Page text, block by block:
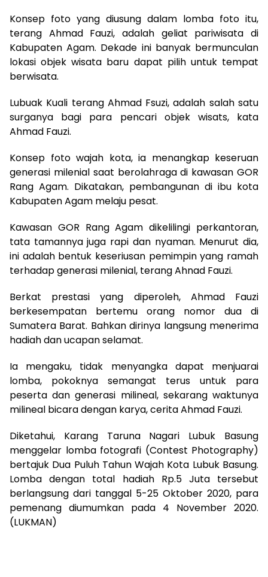
Konsep foto yang diusung dalam lomba foto itu,
terang Ahmad Fauzi, adalah geliat pariwisata di
Kabupaten Agam. Dekade ini banyak bermunculan
lokasi objek wisata baru dapat pilih untuk tempat
berwisata.
Lubuak Kuali terang Ahmad Fsuzi, adalah salah satu
surganya bagi para pencari objek wisats, kata
Ahmad Fauzi.
Konsep foto wajah kota, ia menangkap keseruan
generasi milenial saat berolahraga di kawasan GOR
Rang Agam. Dikatakan, pembangunan di ibu kota
Kabupaten Agam melaju pesat.
Kawasan GOR Rang Agam dikelilingi perkantoran,
tata tamannya juga rapi dan nyaman. Menurut dia,
ini adalah bentuk keseriusan pemimpin yang ramah
terhadap generasi milenial, terang Ahnad Fauzi.
Berkat prestasi yang diperoleh, Ahmad Fauzi
berkesempatan bertemu orang nomor dua di
Sumatera Barat. Bahkan dirinya langsung menerima
hadiah dan ucapan selamat.
Ia mengaku, tidak menyangka dapat menjuarai
lomba, pokoknya semangat terus untuk para
peserta dan generasi milineal, sekarang waktunya
milineal bicara dengan karya, cerita Ahmad Fauzi.
Diketahui, Karang Taruna Nagari Lubuk Basung
menggelar lomba fotografi (Contest Photography)
bertajuk Dua Puluh Tahun Wajah Kota Lubuk Basung.
Lomba dengan total hadiah Rp.5 Juta tersebut
berlangsung dari tanggal 5-25 Oktober 2020, para
pemenang diumumkan pada 4 November 2020.
(LUKMAN)